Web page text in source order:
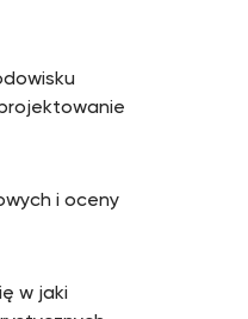
i oceny
w jaki